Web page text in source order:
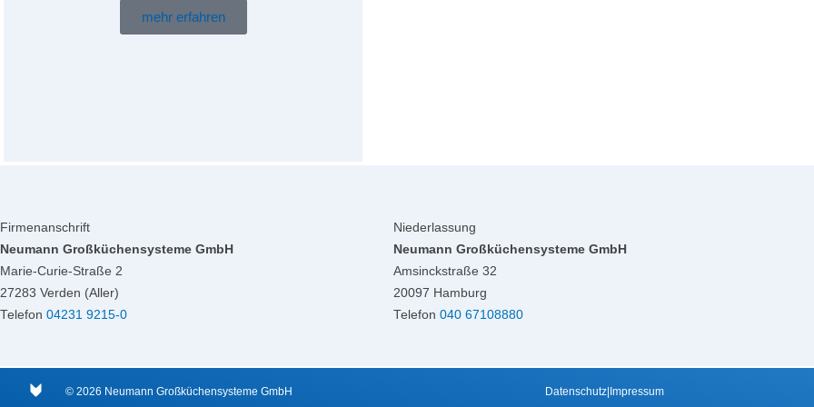
mehr erfahren
Firmenanschrift
Neumann Großküchensysteme GmbH
Marie-Curie-Straße 2
27283 Verden (Aller)
Telefon 04231 9215-0
Niederlassung
Neumann Großküchensysteme GmbH
Amsinckstraße 32
20097 Hamburg
Telefon040 67108880
© 2026 Neumann Großküchensysteme GmbH Datenschutz Impressum